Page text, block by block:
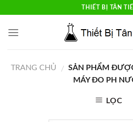
content
THIẾT BỊ TÂN
TRANG CHỦ / SẢN PHẨM
MÁY ĐO PH
LỌC